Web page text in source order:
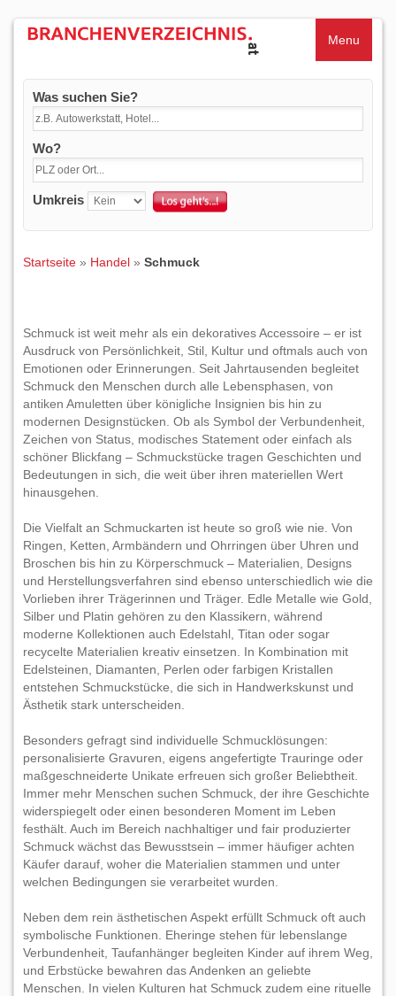
Menu
Was suchen Sie?
Wo?
Umkreis
Startseite » Handel » Schmuck
Schmuck ist weit mehr als ein dekoratives Accessoire – er ist
Ausdruck von Persönlichkeit, Stil, Kultur und oftmals auch von
Emotionen oder Erinnerungen. Seit Jahrtausenden begleitet
Schmuck den Menschen durch alle Lebensphasen, von
antiken Amuletten über königliche Insignien bis hin zu
modernen Designstücken. Ob als Symbol der Verbundenheit,
Zeichen von Status, modisches Statement oder einfach als
schöner Blickfang – Schmuckstücke tragen Geschichten und
Bedeutungen in sich, die weit über ihren materiellen Wert
hinausgehen.
Die Vielfalt an Schmuckarten ist heute so groß wie nie. Von
Ringen, Ketten, Armbändern und Ohrringen über Uhren und
Broschen bis hin zu Körperschmuck – Materialien, Designs
und Herstellungsverfahren sind ebenso unterschiedlich wie die
Vorlieben ihrer Trägerinnen und Träger. Edle Metalle wie Gold,
Silber und Platin gehören zu den Klassikern, während
moderne Kollektionen auch Edelstahl, Titan oder sogar
recycelte Materialien kreativ einsetzen. In Kombination mit
Edelsteinen, Diamanten, Perlen oder farbigen Kristallen
entstehen Schmuckstücke, die sich in Handwerkskunst und
Ästhetik stark unterscheiden.
Besonders gefragt sind individuelle Schmucklösungen:
personalisierte Gravuren, eigens angefertigte Trauringe oder
maßgeschneiderte Unikate erfreuen sich großer Beliebtheit.
Immer mehr Menschen suchen Schmuck, der ihre Geschichte
widerspiegelt oder einen besonderen Moment im Leben
festhält. Auch im Bereich nachhaltiger und fair produzierter
Schmuck wächst das Bewusstsein – immer häufiger achten
Käufer darauf, woher die Materialien stammen und unter
welchen Bedingungen sie verarbeitet wurden.
Neben dem rein ästhetischen Aspekt erfüllt Schmuck oft auch
symbolische Funktionen. Eheringe stehen für lebenslange
Verbundenheit, Taufanhänger begleiten Kinder auf ihrem Weg,
und Erbstücke bewahren das Andenken an geliebte
Menschen. In vielen Kulturen hat Schmuck zudem eine rituelle